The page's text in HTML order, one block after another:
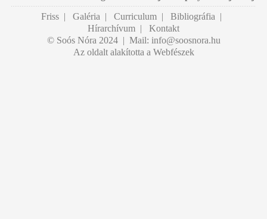
Friss| Galéria | Curriculum| Bibliográfia |
Hírarchívum | Kontakt
© Soós Nóra 2024 | Mail: info@soosnora.hu
Az oldalt alakította a Webfészek